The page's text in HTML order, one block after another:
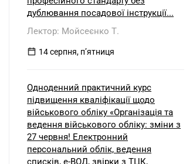
дублювання посадової інструкції...
Лектор: Мойсеєнко Т.
14 серпня, пʼятниця
Одноденний практичний курс
підвищення кваліфікації щодо
військового обліку «Організація та
ведення військового обліку: зміни з
27 червня! Електронний
персональний облік, ведення
списків, е-ВОД, звірки з ТЦК,